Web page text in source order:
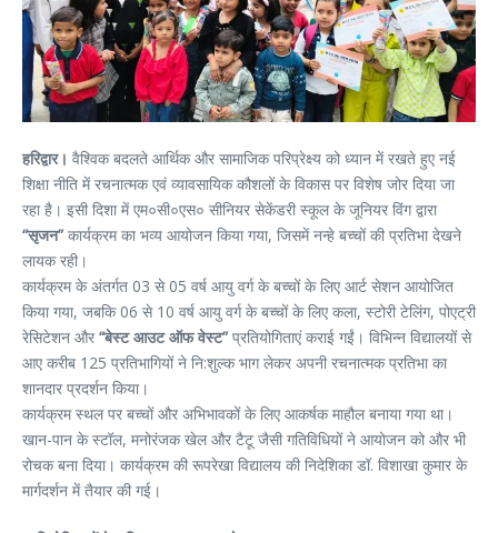
हरिद्वार। वैश्विक बदलते आर्थिक और सामाजिक परिप्रेक्ष्य को ध्यान में रखते हुए नई
शिक्षा नीति में रचनात्मक एवं व्यावसायिक कौशलों के विकास पर विशेष जोर दिया जा
रहा है। इसी दिशा में एम०सी०एस० सीनियर सेकेंडरी स्कूल के जूनियर विंग द्वारा
“सृजन” कार्यक्रम का भव्य आयोजन किया गया, जिसमें नन्हे बच्चों की प्रतिभा देखने
लायक रही।
कार्यक्रम के अंतर्गत 03 से 05 वर्ष आयु वर्ग के बच्चों के लिए आर्ट सेशन आयोजित
किया गया, जबकि 06 से 10 वर्ष आयु वर्ग के बच्चों के लिए कला, स्टोरी टेलिंग, पोएट्री
रेसिटेशन और “बेस्ट आउट ऑफ वेस्ट” प्रतियोगिताएं कराई गईं। विभिन्न विद्यालयों से
आए करीब 125 प्रतिभागियों ने नि:शुल्क भाग लेकर अपनी रचनात्मक प्रतिभा का
शानदार प्रदर्शन किया।
कार्यक्रम स्थल पर बच्चों और अभिभावकों के लिए आकर्षक माहौल बनाया गया था।
खान-पान के स्टॉल, मनोरंजक खेल और टैटू जैसी गतिविधियों ने आयोजन को और भी
रोचक बना दिया। कार्यक्रम की रूपरेखा विद्यालय की निदेशिका डॉ. विशाखा कुमार के
मार्गदर्शन में तैयार की गई।